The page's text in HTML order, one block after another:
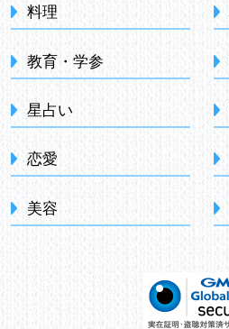
料理
教育・学参
星占い
恋愛
美容